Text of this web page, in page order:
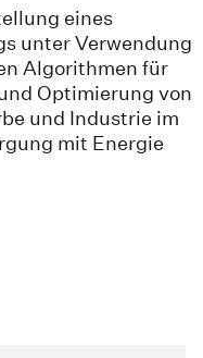
eines
unter Verwendung
Algorithmen für
Optimierung von
und Industrie im
mit Energie